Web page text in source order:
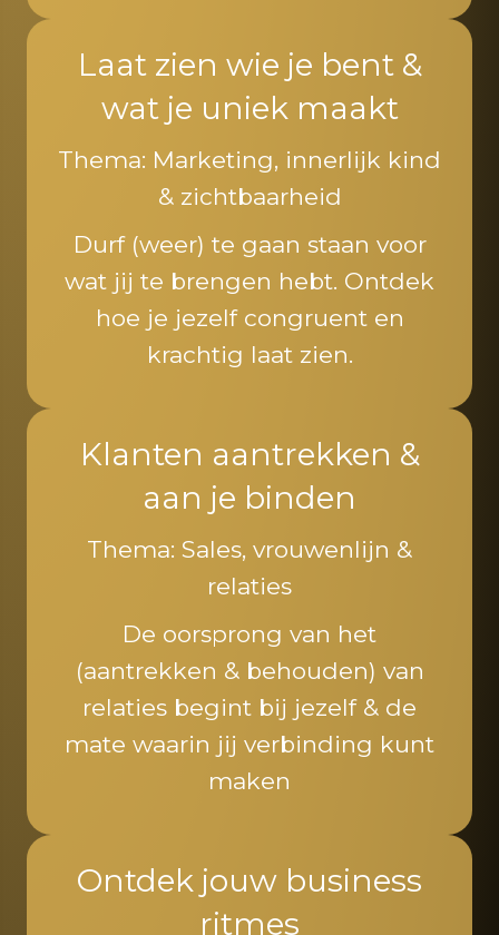
Laat zien wie je bent &
wat je uniek maakt
Thema: Marketing, innerlijk kind
& zichtbaarheid
Durf (weer) te gaan staan voor
wat jij te brengen hebt. Ontdek
hoe je jezelf congruent en
krachtig laat zien.
Klanten aantrekken &
aan je binden
Thema: Sales, vrouwenlijn &
relaties
De oorsprong van het
(aantrekken & behouden) van
relaties begint bij jezelf & de
mate waarin jij verbinding kunt
maken
Ontdek jouw business
ritmes